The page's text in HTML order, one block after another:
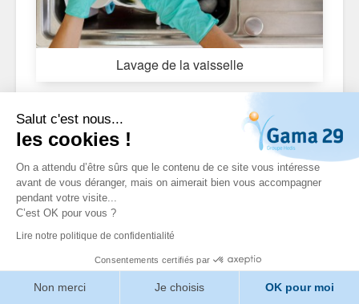
Salut c'est nous...
les cookies !
On a attendu d’être sûrs que le contenu de ce site vous intéresse
avant de vous déranger, mais on aimerait bien vous accompagner
pendant votre visite...
C’est OK pour vous ?
Lire notre politique de confidentialité
Consentements certifiés par
Non merci Je choisis OK pour moi
Lavage de la vaisselle